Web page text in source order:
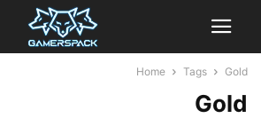
Home Tags Gold
Gold